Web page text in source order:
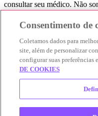
consultar seu médico. Não
não realizamos a venda de
que você encontre o preço
produtos farmacêuticos.
experiência seja bem-
acontece nos sites das
© 2025 Afya Participações
Alameda Lorena, 269 -
Consentimento de
Coletamos dados para
site, além de personalizar
configurar suas preferências
DE COOKIES